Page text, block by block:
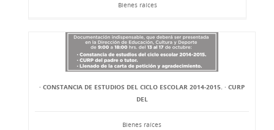
Bienes raíces
· CONSTANCIA DE ESTUDIOS DEL CICLO ESCOLAR 2014-2015. · CURP
DEL
Bienes raíces